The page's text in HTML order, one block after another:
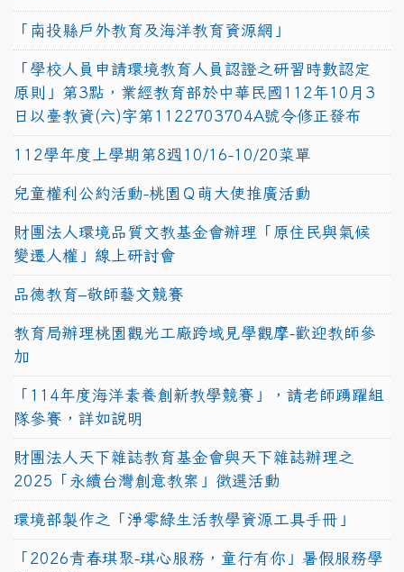
「南投縣戶外教育及海洋教育資源網」
「學校人員申請環境教育人員認證之研習時數認定
原則」第3點，業經教育部於中華民國112年10月3
日以臺教資(六)字第1122703704A號令修正發布
112學年度上學期第8週10/16-10/20菜單
兒童權利公約活動-桃園Ｑ萌大使推廣活動
財團法人環境品質文教基金會辦理「原住民與氣候
變遷人權」線上研討會
品德教育–敬師藝文競賽
教育局辦理桃園觀光工廠跨域見學觀摩-歡迎教師參
加
「114年度海洋素養創新教學競賽」，請老師踴躍組
隊參賽，詳如說明
財團法人天下雜誌教育基金會與天下雜誌辦理之
2025「永續台灣創意教案」徵選活動
環境部製作之「淨零綠生活教學資源工具手冊」
「2026青春琪聚-琪心服務，童行有你」暑假服務學